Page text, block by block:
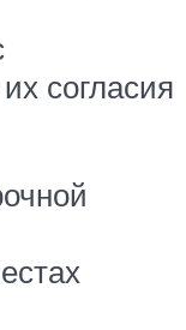
согласия